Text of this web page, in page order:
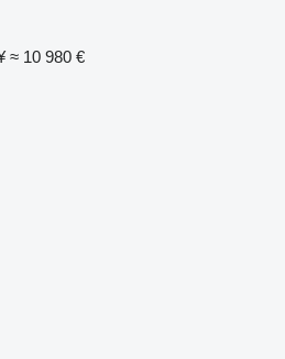
≈ 10 980 €